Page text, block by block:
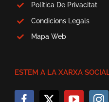
Política De Privacitat
Condicions Legals
Mapa Web
ESTEM A LA XARXA